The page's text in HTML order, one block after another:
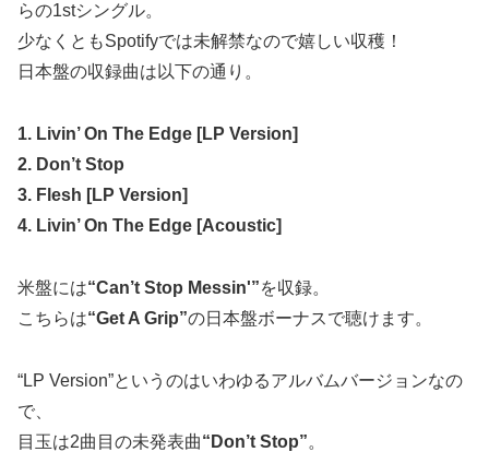
らの1stシングル。
少なくともSpotifyでは未解禁なので嬉しい収穫！
日本盤の収録曲は以下の通り。
1. Livin’ On The Edge [LP Version]
2. Don’t Stop
3. Flesh [LP Version]
4. Livin’ On The Edge [Acoustic]
米盤には“Can’t Stop Messin'”を収録。
こちらは“Get A Grip”の日本盤ボーナスで聴けます。
“LP Version”というのはいわゆるアルバムバージョンなの
で、
目玉は2曲目の未発表曲“Don’t Stop”。